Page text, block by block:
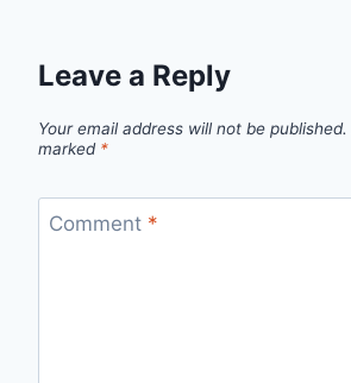
Leave a Reply
Your email address will not be published.
marked *
Comment *